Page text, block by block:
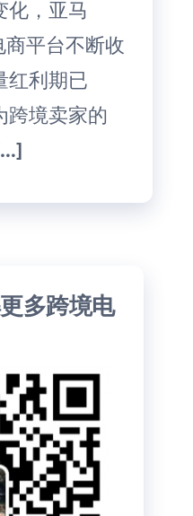
化，亚马
商平台不断收
红利期已
跨境卖家的
多跨境电